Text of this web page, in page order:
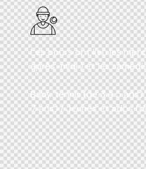
Les cours ont lieu les
après-midi ) et les
Baby tennis (de 3 à 5
7 ans) / Jeunes et ados